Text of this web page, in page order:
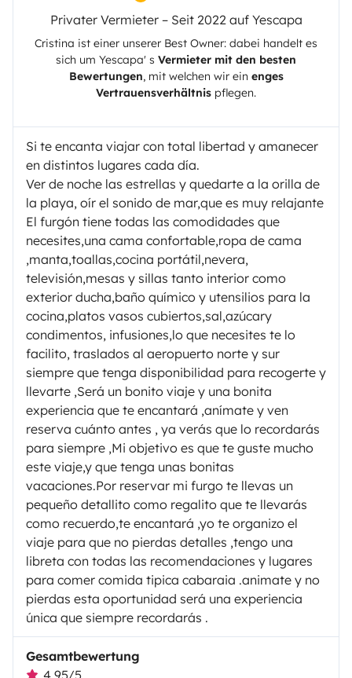
Privater Vermieter – Seit 2022 auf Yescapa
Cristina ist einer unserer Best Owner: dabei handelt es
sich um Yescapa' s Vermieter mit den besten
Bewertungen, mit welchen wir ein enges
Vertrauensverhältnis pflegen.
Si te encanta viajar con total libertad y amanecer
en distintos lugares cada día.
Ver de noche las estrellas y quedarte a la orilla de
la playa, oír el sonido de mar,que es muy relajante
El furgón tiene todas las comodidades que
necesites,una cama confortable,ropa de cama
,manta,toallas,cocina portátil,nevera,
televisión,mesas y sillas tanto interior como
exterior ducha,baño químico y utensilios para la
cocina,platos vasos cubiertos,sal,azúcary
condimentos, infusiones,lo que necesites te lo
facilito, traslados al aeropuerto norte y sur
siempre que tenga disponibilidad para recogerte y
llevarte ,Será un bonito viaje y una bonita
experiencia que te encantará ,anímate y ven
reserva cuánto antes , ya verás que lo recordarás
para siempre ,Mi objetivo es que te guste mucho
este viaje,y que tenga unas bonitas
vacaciones.Por reservar mi furgo te llevas un
pequeño detallito como regalito que te llevarás
como recuerdo,te encantará ,yo te organizo el
viaje para que no pierdas detalles ,tengo una
libreta con todas las recomendaciones y lugares
para comer comida tipica cabaraia .animate y no
pierdas esta oportunidad será una experiencia
única que siempre recordarás .
Gesamtbewertung
4,95/5